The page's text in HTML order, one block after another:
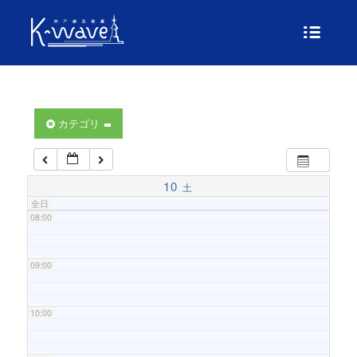
カテゴリ
10 土
全日
04:00
06:00
07:00
08:00
09:00
10:00